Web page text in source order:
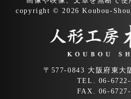
シ
copyright © 2026 Koubou-
〒577-0843 大阪府東大
TEL. 06-6722-
FAX. 06-